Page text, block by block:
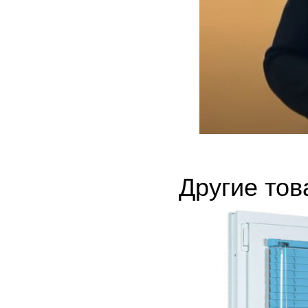
Другие